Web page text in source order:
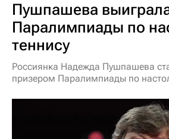
Пушпашева
Паралимпиады по
теннису
Россиянка Надежда Пушпашева
призером Паралимпиады по